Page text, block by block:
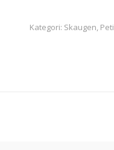
Kategori: Skaugen,